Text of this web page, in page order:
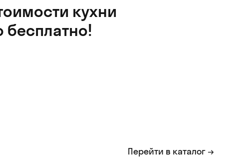
кухни
бесплатно!
Перейти в каталог